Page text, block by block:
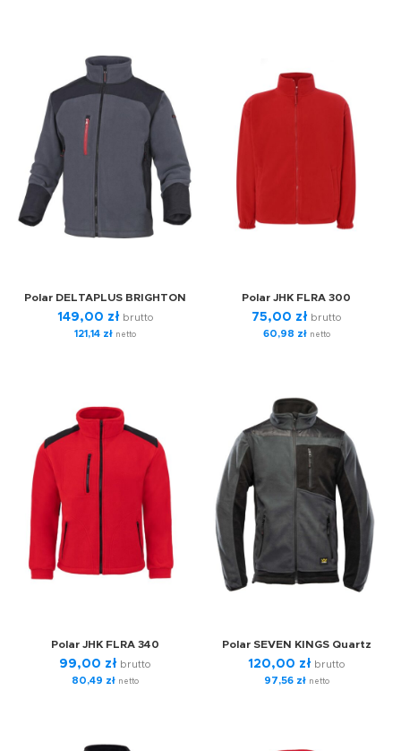
Polar DELTAPLUS BRIGHTON
149,00 zł brutto
121,14 złnetto
Polar JHK FLRA 300
75,00 zł brutto
60,98 złnetto
Polar JHK FLRA 340
99,00 zł brutto
80,49 złnetto
Polar SEVEN KINGS Quartz
120,00 zł brutto
97,56 złnetto